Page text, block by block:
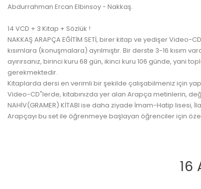
Abdurrahman Ercan Elbinsoy - Nakkaş.
14 VCD + 3 Kitap + Sözlük !
NAKKAŞ ARAPÇA EĞİTİM SETİ, birer kitap ve yedişer
kısımlara (konuşmalara) ayrılmıştır. Bir derste 3-16 kısım
ayırırsanız, birinci kuru 68 gün, ikinci kuru 106 günde,
gerekmektedir.
Kitaplarda dersi en verimli bir şekilde çalışabilmeniz için
Video-CD"lerde, kitabınızda yer alan Arapça metinlerin,
NAHİV(GRAMER) KİTABI ise daha ziyade İmam-Hatip
Arapçayı bu set ile öğrenmeye başlayan öğrenciler için
16